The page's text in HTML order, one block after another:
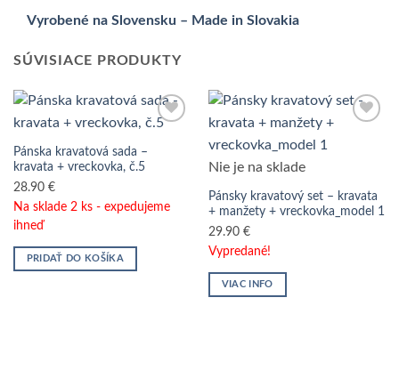
Vyrobené na Slovensku – Made in Slovakia
SÚVISIACE PRODUKTY
Pánska kravatová sada –
kravata + vreckovka, č.5
28.90 €
Na sklade 2 ks - expedujeme
ihneď
PRIDAŤ DO KOŠÍKA
Nie je na sklade
Pánsky kravatový set – kravata
+ manžety + vreckovka_model 1
29.90 €
Vypredané!
VIAC INFO